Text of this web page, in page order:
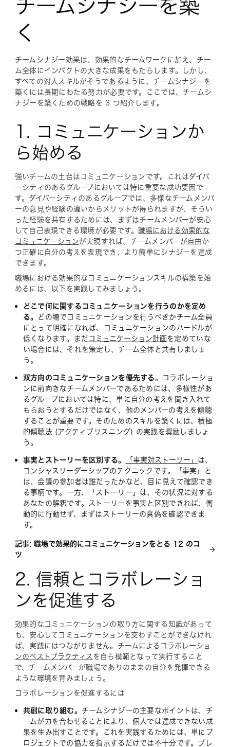
チームシナジーを築
く
チームシナジー効果は、効果的なチームワークに加え、チー
ム全体にインパクトの大きな成果をもたらします。しかし、
すべての対人スキルがそうであるように、チームシナジーを
築くには長期にわたる努力が必要です。ここでは、チームシ
ナジーを築くための戦略を 3 つ紹介します。
1. コミュニケーションか
ら始める
強いチームの土台はコミュニケーションです。これはダイバ
ーシティのあるグループにおいては特に重要な成功要因で
す。ダイバーシティのあるグループでは、多様なチームメンバ
ーの意見や経験の違いからメリットが得られますが、そうい
った経験を共有するためには、まずはチームメンバーが安心
して自己表現できる環境が必要です。職場における効果的な
コミュニケーションが実現すれば、チームメンバーが自由か
つ正確に自分の考えを表現でき、より簡単にシナジーを達成
できます。
職場における効果的なコミュニケーションスキルの構築を始
めるには、以下を実践してみましょう。
どこで何に関するコミュニケーションを行うのかを定め
る。
どの場でコミュニケーションを行うべきかチーム全員
にとって明確になれば、コミュニケーションのハードルが
低くなります。まだ コミュニケーション計画を定めていな
い場合には、それを策定し、チーム全体と共有しましょ
う。
双方向のコミュニケーションを優先する 。コラボレーショ
ンに前向きなチームメンバーであるためには、多様性があ
るグループにおいては特に、単に自分の考えを聞き入れて
もらおうとするだけではなく、他のメンバーの考えを傾聴
することが重要です。そのためのスキルを築くには、積極
的傾聴法 (アクティブリスニング) の実践を奨励しましょ
う。
事実とストーリーを区別する。 「事実対ストーリー」
は、
コンシャスリーダーシップのテクニックです。「事実」と
は、会議の参加者は誰だったかなど、目に見えて確認でき
る事柄です。一方、「ストーリー」は、その状況に対する
あなたの解釈です。ストーリーを事実と区別できれば、衝
動的に行動せず、まずはストーリーの真偽を確認できま
す。
記事: 職場で効果的にコミュニケーションをとる 12 のコ
ツ
2. 信頼とコラボレーショ
ンを促進する
効果的なコミュニケーションの取り方に関する知識があって
も、安心してコミュニケーションを交わすことができなけれ
ば、実践にはつながりません。
チームによるコラボレーショ
ンのベストプラクティス を自ら模範となって実行すること
で、チームメンバーが職場でありのままの自分を発揮できる
ような環境を育みましょう。
コラボレーションを促進するには
共創に取り組む。 チームシナジーの主要なポイントは、チ
ームが力を合わせることにより、個人では達成できない成
果を生み出すことです。これを実践するためには、単にプ
ロジェクトでの協力を指示するだけでは不十分です。ブレ